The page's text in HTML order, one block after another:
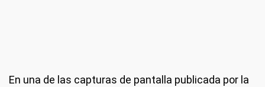
En una de las capturas de pantalla publicada por la